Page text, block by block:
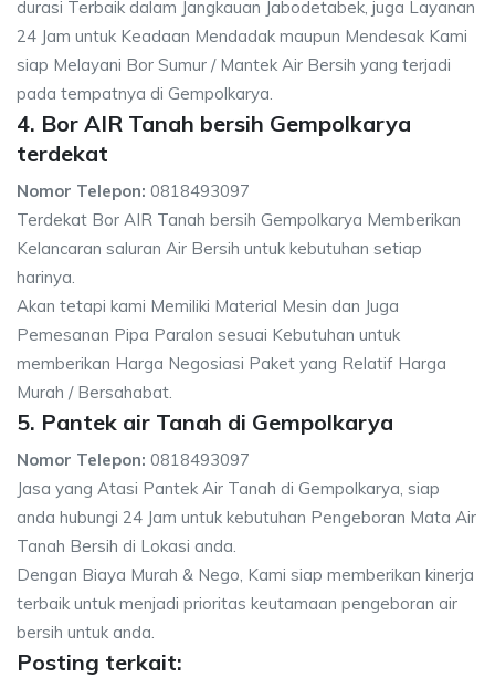
durasi Terbaik dalam Jangkauan Jabodetabek, juga Layanan
24 Jam untuk Keadaan Mendadak maupun Mendesak Kami
siap Melayani Bor Sumur / Mantek Air Bersih yang terjadi
pada tempatnya di Gempolkarya.
4. Bor AIR Tanah bersih Gempolkarya
terdekat
Nomor Telepon: 0818493097
Terdekat Bor AIR Tanah bersih Gempolkarya Memberikan
Kelancaran saluran Air Bersih untuk kebutuhan setiap
harinya.
Akan tetapi kami Memiliki Material Mesin dan Juga
Pemesanan Pipa Paralon sesuai Kebutuhan untuk
memberikan Harga Negosiasi Paket yang Relatif Harga
Murah / Bersahabat.
5. Pantek air Tanah di Gempolkarya
Nomor Telepon: 0818493097
Jasa yang Atasi Pantek Air Tanah di Gempolkarya, siap
anda hubungi 24 Jam untuk kebutuhan Pengeboran Mata Air
Tanah Bersih di Lokasi anda.
Dengan Biaya Murah & Nego, Kami siap memberikan kinerja
terbaik untuk menjadi prioritas keutamaan pengeboran air
bersih untuk anda.
Posting terkait: